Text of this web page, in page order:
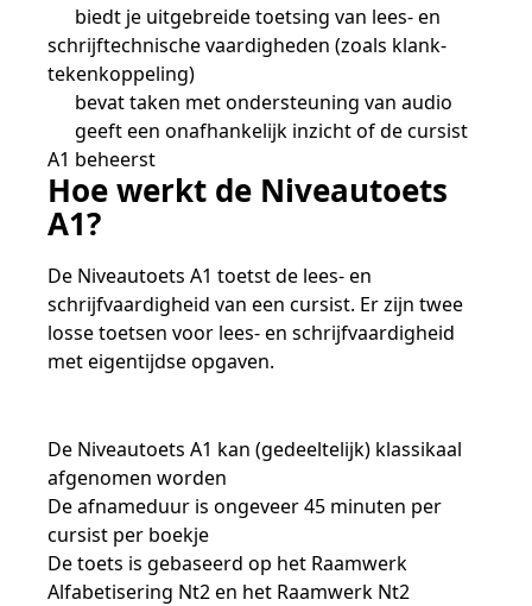
Snel naar
Bestellen
Jaarkalender
Samen bouwen voor het vo
Nieuwsbrief Kijk- en luistertoetsen
Snel naar
Ondersteuning
Reken- en taalontwikkeling
Op de hoogte blijven
Training Toetsdeskundige
Training Examencommissie
Aanmelden nieuwsbrief ho
Snel naar
Academische Woordenschattoets
Onze opdrachtgevers
Alfabetisering
Snel naar
Alfa-toetsen Volwassenenonderwijs
Alfa-toetsen ISK
Snel naar
Meer (beroeps)examens
Vakmanschap Warmtepomp
Vakmanschap Zonnestroom
NLQF kwalificatie
Zorg & welzijn
Nienke Elijzen
Kim Hendriks-Cornelissen
Saila Kiriwenno-Dovermann
Peter van den Berg
Promotieonderzoek
Snel naar
Themadossier basisvaardigheden
Een toets beoordelen
De leeropbrengst van toetsen
Kennisbank Stichting Cito
Toetstechnische begrippenlijst
Werken bij
Docenten gezocht
Zzp-trainers gezocht
Stageopdrachten
Collega's aan het woord
biedt je uitgebreide toetsing van lees- en
schrijftechnische vaardigheden (zoals klank-
tekenkoppeling)
bevat taken met ondersteuning van audio
geeft een onafhankelijk inzicht of de cursist
A1 beheerst
Hoe werkt de Niveautoets
A1?
De Niveautoets A1 toetst de lees- en
schrijfvaardigheid van een cursist. Er zijn twee
losse toetsen voor lees- en schrijfvaardigheid
met eigentijdse opgaven.
De Niveautoets A1 kan (gedeeltelijk) klassikaal
afgenomen worden
De afnameduur is ongeveer 45 minuten per
cursist per boekje
De toets is gebaseerd op het Raamwerk
Alfabetisering Nt2 en het Raamwerk Nt2